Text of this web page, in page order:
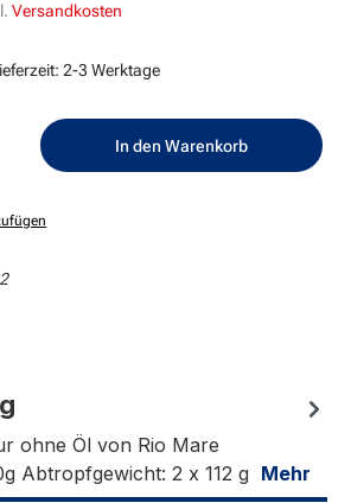
Versandkosten
2-3 Werktage
Gib den gewünschten
In den Warenkorb
ohne Öl von Rio Mare
Abtropfgewicht: 2 x 112 g Mehr